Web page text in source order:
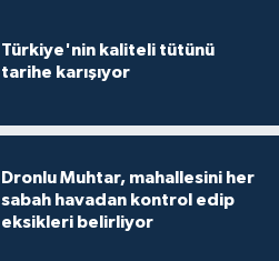
Türkiye'nin kaliteli tütünü
tarihe karışıyor
Dronlu Muhtar, mahallesini her
sabah havadan kontrol edip
eksikleri belirliyor